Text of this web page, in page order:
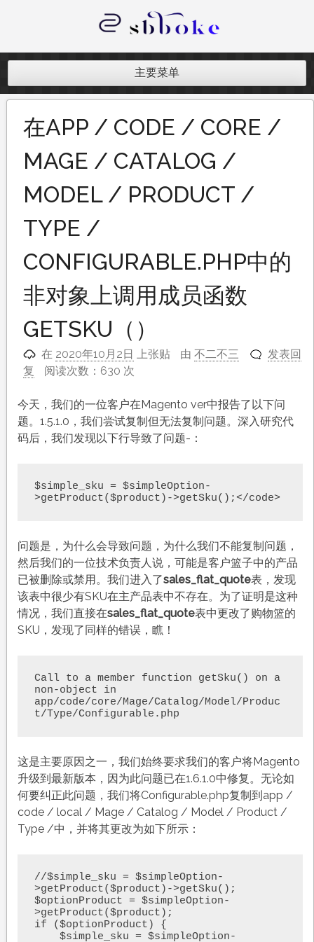
内
记录跨境电商独立站开发遇到的点点
主要菜单
在APP / CODE / CORE /
MAGE / CATALOG /
MODEL / PRODUCT /
TYPE /
CONFIGURABLE.PHP中的
非对象上调用成员函数
GETSKU（）
在 2020年10月2日 上张贴 由 不二不三
发表回
复
阅读次数：630 次
今天，我们的一位客户在Magento ver中报告了以下问
题。1.5.1.0，我们尝试复制但无法复制问题。深入研究代
码后，我们发现以下行导致了问题-：
$simple_sku = $simpleOption-
>getProduct($product)->getSku();</code>
问题是，为什么会导致问题，为什么我们不能复制问题，
然后我们的一位技术负责人说，可能是客户篮子中的产品
已被删除或禁用。我们进入了sales_flat_quote表，发现
该表中很少有SKU在主产品表中不存在。为了证明是这种
情况，我们直接在sales_flat_quote表中更改了购物篮的
SKU，发现了同样的错误，瞧！
Call to a member function getSku() on a
non-object in
app/code/core/Mage/Catalog/Model/Produc
t/Type/Configurable.php
这是主要原因之一，我们始终要求我们的客户将Magento
升级到最新版本，因为此问题已在1.6.1.0中修复。无论如
何要纠正此问题，我们将Configurable.php复制到app /
code / local / Mage / Catalog / Model / Product /
Type /中，并将其更改为如下所示：
//$simple_sku = $simpleOption-
>getProduct($product)->getSku();
$optionProduct = $simpleOption-
>getProduct($product);
if ($optionProduct) {